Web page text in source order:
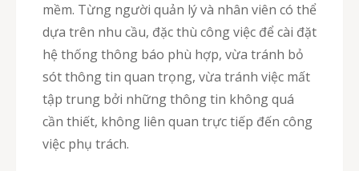
mềm. Từng người quản lý và nhân viên có thể
dựa trên nhu cầu, đặc thù công việc để cài đặt
hệ thống thông báo phù hợp, vừa tránh bỏ
sót thông tin quan trọng, vừa tránh việc mất
tập trung bởi những thông tin không quá
cần thiết, không liên quan trực tiếp đến công
việc phụ trách.